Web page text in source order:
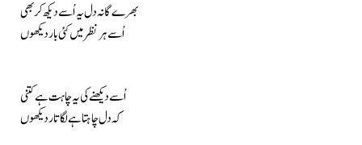
بھرے گا نہ دل یہ اُسے دیکھ کر بھی
اُسے ہر نظر میں کئی بار دیکھوں
اُسے دیکھنے کی یہ چاہت ہے کتنی
کہ دل چاہتا ہے لگاتار دیکھوں